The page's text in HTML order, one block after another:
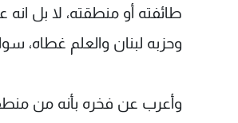
طائفته أو منطقته، لا بل
وحزبه لبنان والعلم غطاه،
وأعرب عن فخره بأنه من